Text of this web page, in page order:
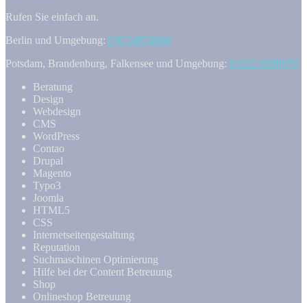
Rufen Sie einfach an.
Berlin und Umgebung: 030 54874086
Potsdam, Brandenburg, Falkensee und Umgebung: 03322 8509070
Beratung
Design
Webdesign
CMS
WordPress
Contao
Drupal
Magento
Typo3
Joomla
HTML5
CSS
Internetseitengestaltung
Reputation
Suchmaschinen Optimierung
Hilfe bei der Content Betreuung
Shop
Onlineshop Betreuung